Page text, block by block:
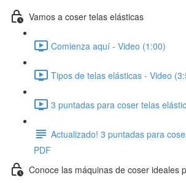
Vamos a coser telas elásticas
Comienza aquí - Video (1:00)
Tipos de telas elásticas - Video
3 puntadas para coser telas
Actualizado! 3 puntadas para
PDF
Conoce las máquinas de coser ideales